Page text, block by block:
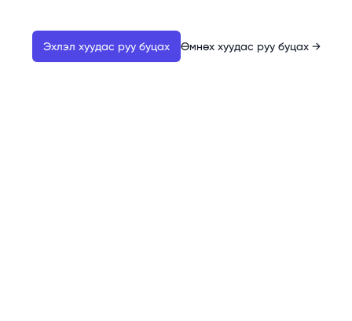
Эхлэл хуудас руу буцах Өмнөх хуудас руу буцах →